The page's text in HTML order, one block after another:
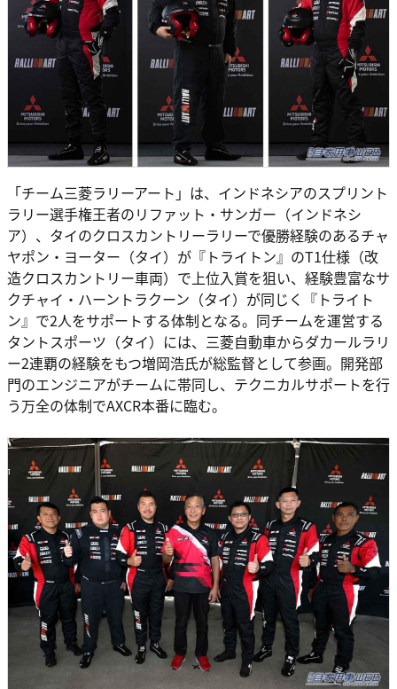
「チーム三菱ラリーアート」は、インドネシアのスプリント
ラリー選手権王者のリファット・サンガー（インドネシ
ア）、タイのクロスカントリーラリーで優勝経験のあるチャ
ヤポン・ヨーター（タイ）が『トライトン』のT1仕様（改
造クロスカントリー車両）で上位入賞を狙い、経験豊富なサ
クチャイ・ハーントラクーン（タイ）が同じく『トライト
ン』で2人をサポートする体制となる。同チームを運営する
タントスポーツ（タイ）には、三菱自動車からダカールラリ
ー2連覇の経験をもつ増岡浩氏が総監督として参画。開発部
門のエンジニアがチームに帯同し、テクニカルサポートを行
う万全の体制でAXCR本番に臨む。